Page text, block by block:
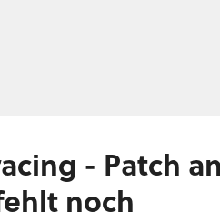
- Patch
noch